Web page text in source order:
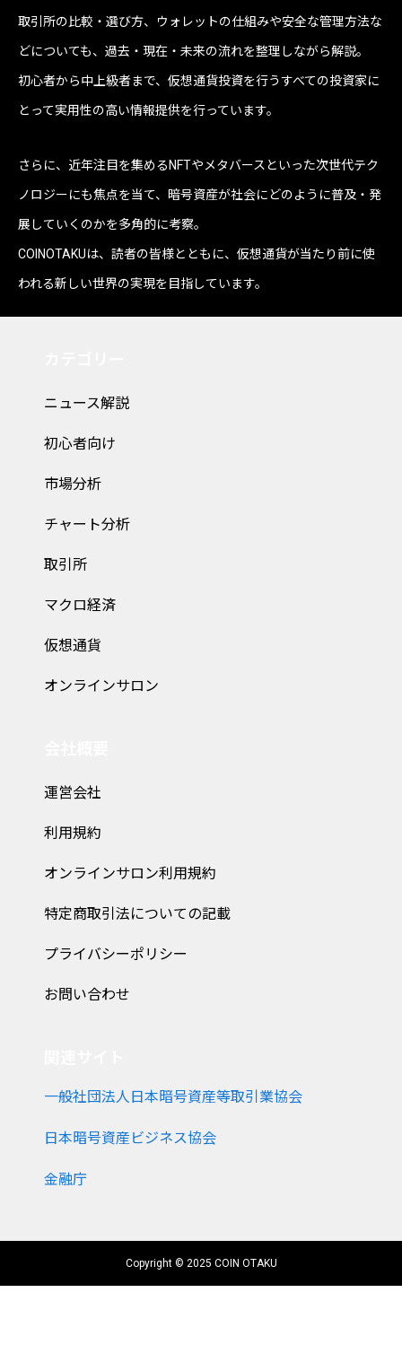
取引所の比較・選び方、ウォレットの仕組みや安全な管理方法な
どについても、過去・現在・未来の流れを整理しながら解説。
初心者から中上級者まで、仮想通貨投資を行うすべての投資家に
とって実用性の高い情報提供を行っています。
さらに、近年注目を集めるNFTやメタバースといった次世代テク
ノロジーにも焦点を当て、暗号資産が社会にどのように普及・発
展していくのかを多角的に考察。
COINOTAKUは、読者の皆様とともに、仮想通貨が当たり前に使
われる新しい世界の実現を目指しています。
ニュース解説
初心者向け
市場分析
チャート分析
取引所
マクロ経済
仮想通貨
オンラインサロン
運営会社
利用規約
オンラインサロン利用規約
特定商取引法についての記載
プライバシーポリシー
お問い合わせ
一般社団法人日本暗号資産等取引業協会
日本暗号資産ビジネス協会
金融庁
Copyright © 2025 COIN OTAKU